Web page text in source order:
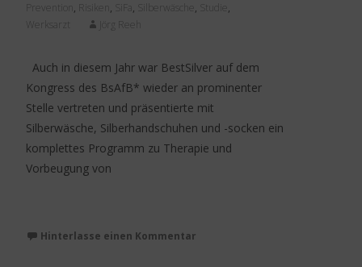
Prevention , Risiken , , Silberwäsche , Studie ,
Werksarzt
Jörg Reeh
Auch in diesem Jahr war BestSilver auf dem
Kongress des BsAfB* wieder an prominenter
Stelle vertreten und präsentierte mit
Silberwäsche, Silberhandschuhen und -socken ein
komplettes Programm zu Therapie und
Vorbeugung von
Hinterlasse einen Kommentar